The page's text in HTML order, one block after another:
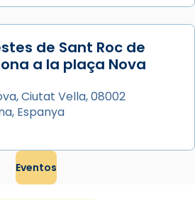
de Sant Roc de
a la plaça Nova
Ciutat Vella, 08002
Espanya
Eventos